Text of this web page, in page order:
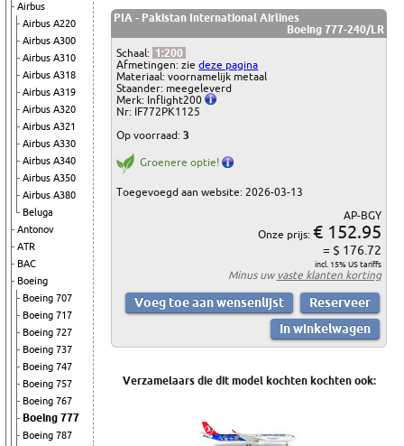
Airbus
Airbus A220
Airbus A300
Airbus A310
Airbus A318
Airbus A319
Airbus A320
Airbus A321
Airbus A330
Airbus A340
Airbus A350
Airbus A380
Beluga
Antonov
ATR
BAC
Boeing
Boeing 707
Boeing 717
Boeing 727
Boeing 737
Boeing 747
Boeing 757
Boeing 767
Boeing 777
Boeing 787
PIA - Pakistan International Airlines
Boeing 777-240/LR
Schaal: 1:200
Afmetingen: ziedeze pagina
Materiaal: voornamelijk metaal
Staander: meegeleverd
Merk: Inflight200
Nr: IF772PK1125
Op voorraad:3
Groenere optie!
Toegevoegd aan website: 2026-03-13
AP-BGY
Onze prijs: € 152.95
= $ 176.72
incl. 15% US tariffs
Minus uwvaste klanten korting
Verzamelaars die dit model kochten kochten ook: